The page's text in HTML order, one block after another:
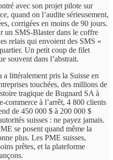
avec son projet pilote sur
quand on l’audite sérieusement,
corrigées en moins de 90 jours.
un SMS-Blaster dans le coffre
relais qui envoient des SMS «
Un petit coup de filet
souvent dans l’abstrait.
littéralement pris la Suisse en
touchées, des millions de
tragique de Bugnard SA à
commerce à l’arrêt, 4 800 clients
de 450 000 $ à 200 000 $
suisses : ne payez jamais.
se posent quand même la
plus. Les PME suisses,
prêtes, et la plateforme